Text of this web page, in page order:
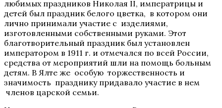
любимых праздников Николая II, императрицы и
детей был праздник белого цветка, в котором они
лично принимали участие с изделиями,
изготовленными собственными руками. Этот
благотворительный праздник был установлен
императором в 1911 г. и отмечался по всей России,
средства от мероприятий шли на помощь больным
детям. В Ялте же особую торжественность и
значимость празднику придавало участие в нем
членов царской семьи.